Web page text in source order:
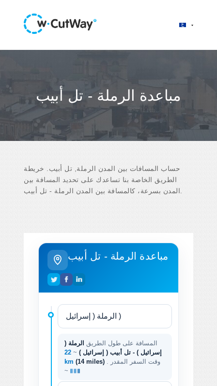
مباعدة الرملة - تل أبيب
حساب المسافات بين المدن الرملة, تل أبيب. خريطة
الطريق الخاصة بنا تساعدك على تحديد المسافة بين
مباعدة الرملة - تل أبيب
المسافة على طول الطريق الرملة (
إسرائيل ) - تل أبيب ( إسرائيل ) ~
22
km (14 miles)
~